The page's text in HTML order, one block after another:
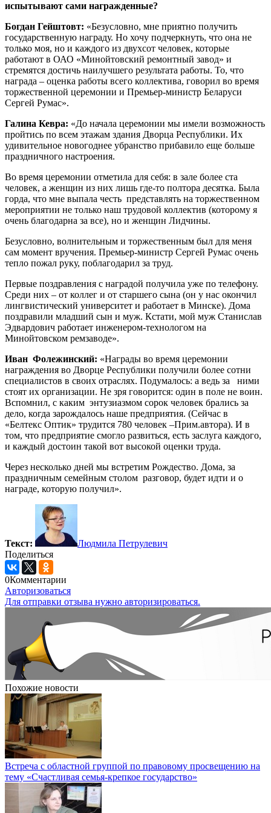
испытывают сами награжденные?
Богдан Гейштовт: «Безусловно, мне приятно получить
государственную награду. Но хочу подчеркнуть, что она не
только моя, но и каждого из двухсот человек, которые
работают в ОАО «Минойтовский ремонтный завод» и
стремятся достичь наилучшего результата работы. То, что
награда – оценка работы всего коллектива, говорил во время
торжественной церемонии и Премьер-министр Беларуси
Сергей Румас».
Галина Кевра: «До начала церемонии мы имели возможность
пройтись по всем этажам здания Дворца Республики. Их
удивительное новогоднее убранство прибавило еще больше
праздничного настроения.
Во время церемонии отметила для себя: в зале более ста
человек, а женщин из них лишь где-то полтора десятка. Была
горда, что мне выпала честь представлять на торжественном
мероприятии не только наш трудовой коллектив (которому я
очень благодарна за все), но и женщин Лидчины.
Безусловно, волнительным и торжественным был для меня
сам момент вручения. Премьер-министр Сергей Румас очень
тепло пожал руку, поблагодарил за труд.
Первые поздравления с наградой получила уже по телефону.
Среди них – от коллег и от старшего сына (он у нас окончил
лингвистический университет и работает в Минске). Дома
поздравили младший сын и муж. Кстати, мой муж Станислав
Эдвардович работает инженером-технологом на
Минойтовском ремзаводе».
Иван Фолежинский: «Награды во время церемонии
награждения во Дворце Республики получили более сотни
специалистов в своих отраслях. Подумалось: а ведь за ними
стоят их организации. Не зря говорится: один в поле не воин.
Вспомнил, с каким энтузиазмом сорок человек брались за
дело, когда зарождалось наше предприятия. (Сейчас в
«Белтекс Оптик» трудится 780 человек –Прим.автора). И в
том, что предприятие смогло развиться, есть заслуга каждого,
и каждый достоин такой вот высокой оценки труда.
Через несколько дней мы встретим Рождество. Дома, за
праздничным семейным столом разговор, будет идти и о
награде, которую получил».
Текст:
Людмила Петрулевич
Поделиться
0Комментарии
Авторизоваться
Для отправки отзыва нужно авторизироваться.
Похожие новости
Встреча с областной группой по правовому просвещению на
тему «Счастливая семья-крепкое государство»